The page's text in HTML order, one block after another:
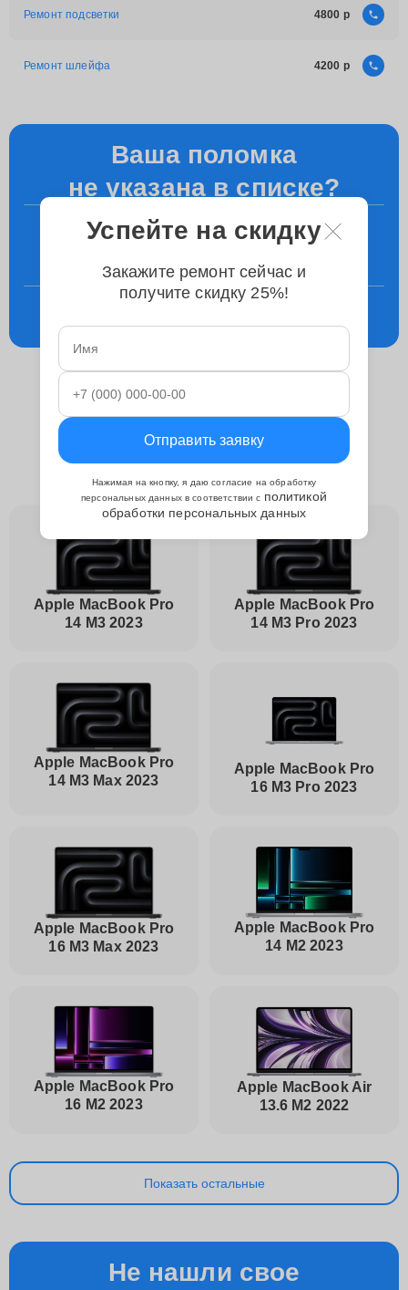
Ремонт подсветки 4800
Ремонт шлейфа 4200
Ваша поломка
не указана в списке?
+7 (800) 100-49-87
Уточните у менеджера по телефону
Ремонтируем следующие модели
Профилактических чисток Apple
Apple MacBook Pro
14 M3 2023
Apple MacBook Pro
14 M3 Pro 2023
Apple MacBook Pro
14 M3 Max 2023
Apple MacBook Pro
16 M3 Pro 2023
Apple MacBook Pro
16 M3 Max 2023
Apple MacBook Pro
14 M2 2023
Apple MacBook Pro
16 M2 2023
Apple MacBook Air
13.6 M2 2022
Показать остальные
Не нашли свое
Успейте на скидку
Закажите ремонт сейчас и
получите скидку 25%!
Отправить заявку
Нажимая на кнопку, я даю согласие на обработку
персональных данных в соответствии с политикой
обработки персональных данных